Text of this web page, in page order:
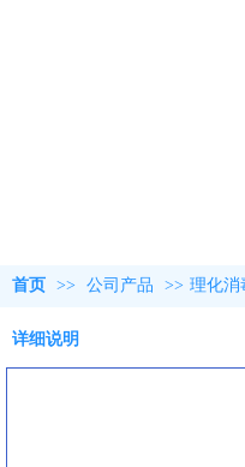
首页 >> 公司产品 >> 理化消
详细说明